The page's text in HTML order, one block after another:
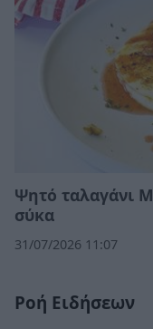
Ψητό ταλαγάνι
σύκα
31/07/2026 11:07
Ροή Ειδήσεων